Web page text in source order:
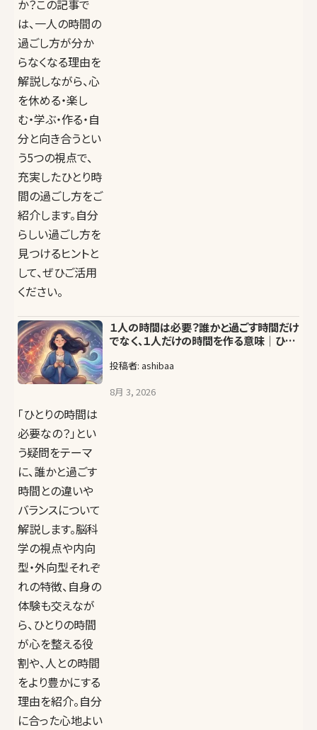
か？この記事で
は、一人の時間の
過ごし方が分か
らなくなる理由を
解説しながら、心
を休める・楽し
む・学ぶ・作る・自
分と向き合うとい
う5つの視点で、
充実したひとり時
間の過ごし方をご
紹介します。自分
らしい過ごし方を
見つけるヒントと
して、ぜひご活用
ください。
１人の時間は必要？誰かと過ごす時間だけ
でなく、１人だけの時間を作る意味│ひと
投稿者: ashibaa
8月 3, 2026
「ひとりの時間は
必要なの？」とい
う疑問をテーマ
に、誰かと過ごす
時間との違いや
バランスについて
解説します。脳科
学の視点や内向
型・外向型それぞ
れの特徴、自身の
体験も交えなが
ら、ひとりの時間
が心を整える役
割や、人との時間
をより豊かにする
理由を紹介。自分
に合った心地よい